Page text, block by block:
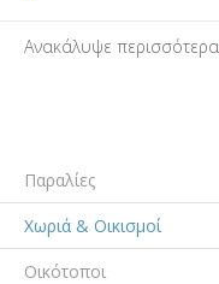
Ανακάλυψε περισσότερα
Παραλίες
Χωριά & Οικισμοί
Οικότοποι